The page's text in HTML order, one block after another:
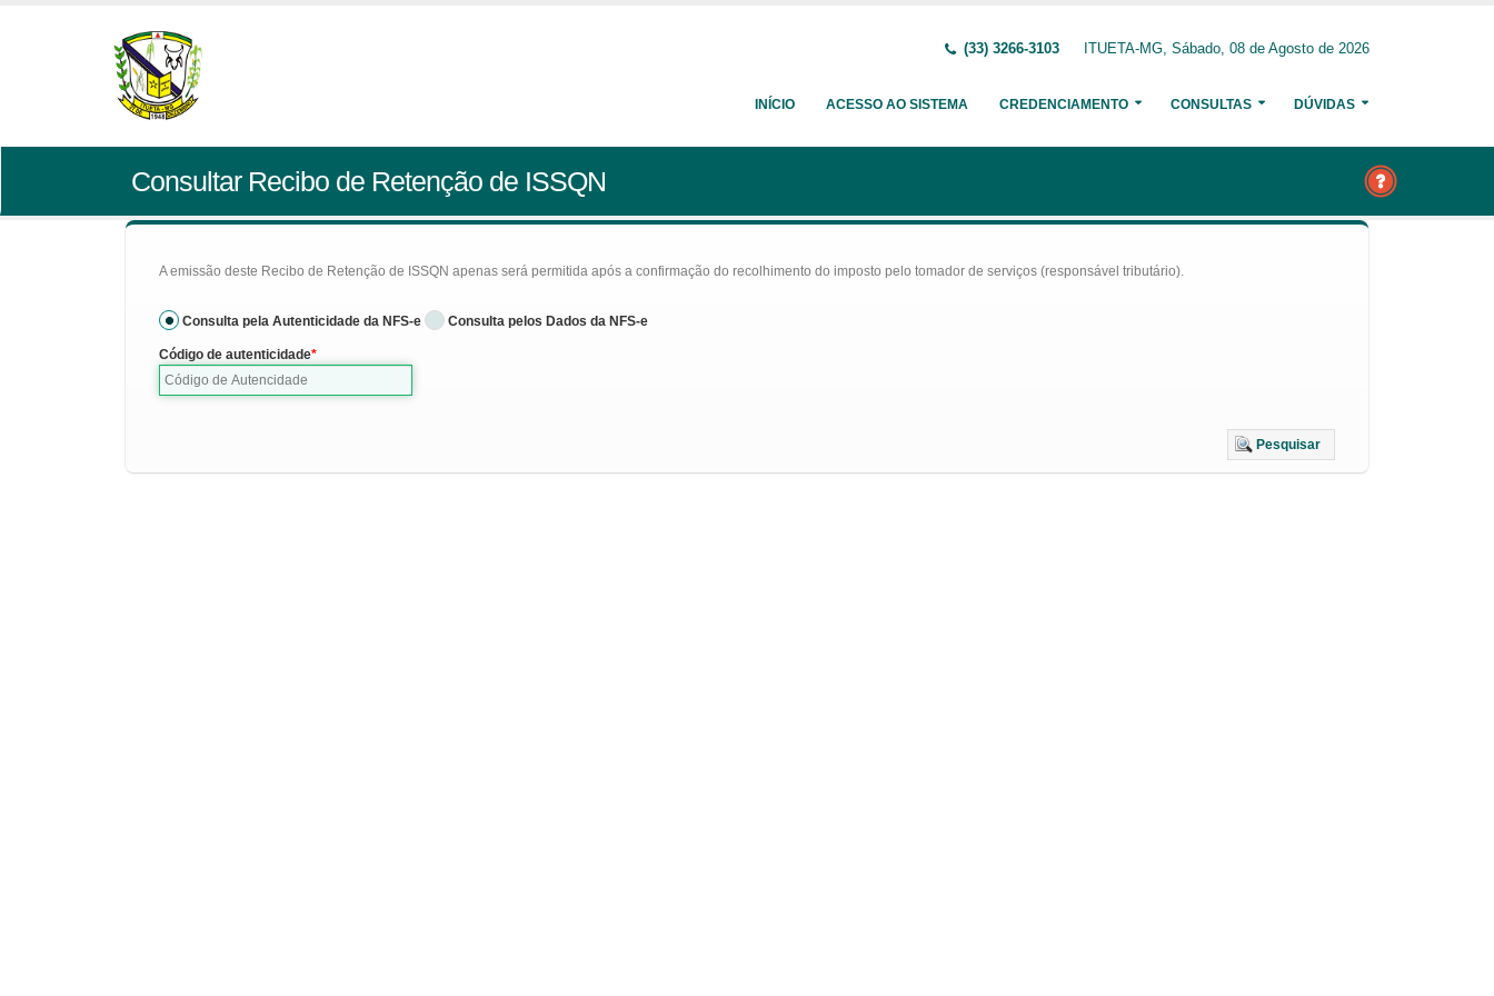
(33) 3266-3103 ITUETA-MG, Sábado, 08 de Agosto de 2026
INÍCIO ACESSO AO SISTEMA CREDENCIAMENTO CONSULTAS DÚVIDAS
Consultar Recibo de Retenção de ISSQN
A emissão deste Recibo de Retenção de ISSQN apenas será permitida após a confirmação do recolhimento do imposto pelo tomador de serviços (responsável tributário).
Consulta pela Autenticidade da NFS-e Consulta pelos Dados da NFS-e
Código de autenticidade
Pesquisar